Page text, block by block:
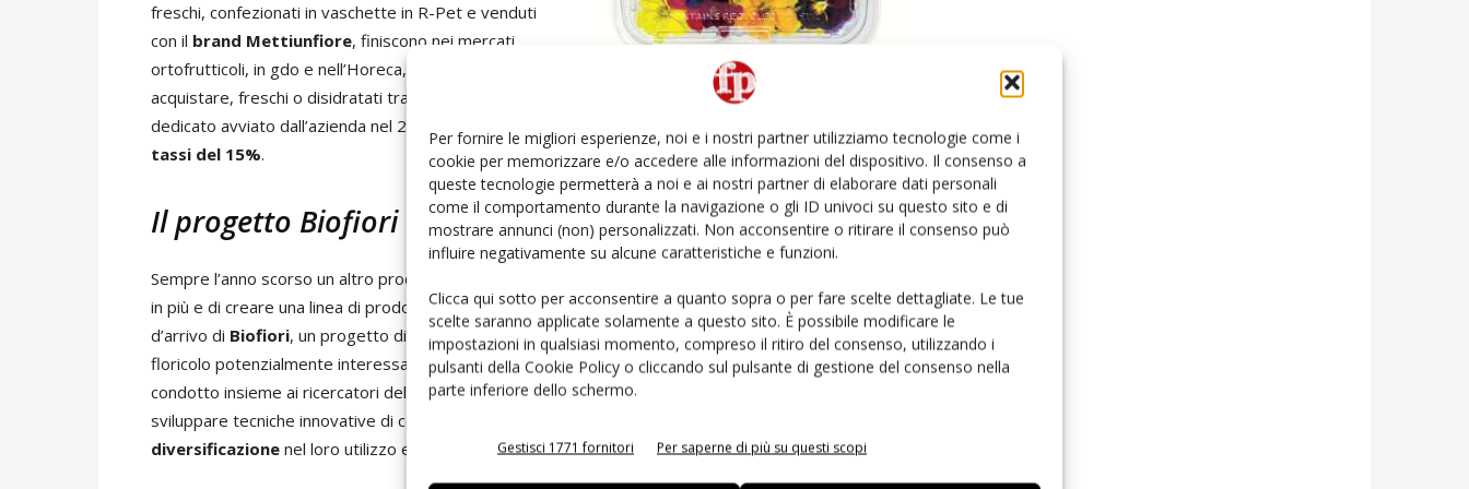
Per fornire le migliori esperienze, noi e i nostri partner utilizziamo tecnologie come i
cookie per memorizzare e/o accedere alle informazioni del dispositivo. Il consenso a
queste tecnologie permetterà a noi e ai nostri partner di elaborare dati personali
come il comportamento durante la navigazione o gli ID univoci su questo sito e di
mostrare annunci (non) personalizzati. Non acconsentire o ritirare il consenso può
influire negativamente su alcune caratteristiche e funzioni.
Clicca qui sotto per acconsentire a quanto sopra o per fare scelte dettagliate. Le tue
scelte saranno applicate solamente a questo sito. È possibile modificare le
impostazioni in qualsiasi momento, compreso il ritiro del consenso, utilizzando i
pulsanti della Cookie Policy o cliccando sul pulsante di gestione del consenso nella
parte inferiore dello schermo.
Gestisci 1771 fornitori Per saperne di più su questi scopi
freschi, confezionati in vaschette in R-Pet e venduti
con il brand Mettiunfiore, finiscono nei mercati
ortofrutticoli, in gdo e nell’Horeca, ma si possono
acquistare, freschi o disidratati tramite l’eShop
dedicato avviato dall’azienda nel 2022, che
tassi del 15%.
Il progetto Biofiori di RaveraBio
Sempre l’anno scorso un altro produttore storico del settore,
in più e di creare una linea di prodotti trasformati a partire dai fiori che coltiva ad Albenga. È il punto
d’arrivo di Biofiori, un progetto di sviluppo pre-competitivo a vantaggio dell’intero comparto
floricolo potenzialmente interessato alla produzione biologica che è stato avviato dall’azienda e
condotto insieme ai ricercatori del Crea di Sanremo e dell’università di Genova con l’obiettivo di
sviluppare tecniche innovative di conservazione e trasformazione dei fiori, di garantire una
diversificazione nel loro utilizzo e di allungarne la shelf-life.